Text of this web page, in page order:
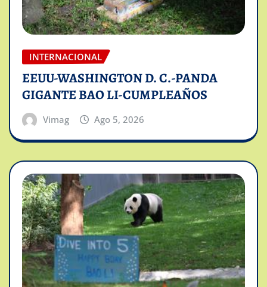
INTERNACIONAL
EEUU-WASHINGTON D. C.-PANDA
GIGANTE BAO LI-CUMPLEAÑOS
Vimag Ago 5, 2026